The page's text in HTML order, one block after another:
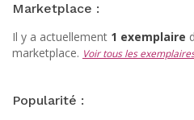
Marketplace :
Il y a actuellement 1 exemplaire
marketplace. Voir tous les
Popularité :